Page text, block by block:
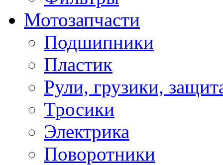
Мотозапчасти
Подшипники
Пластик
Рули, грузики,
Тросики
Электрика
Поворотники